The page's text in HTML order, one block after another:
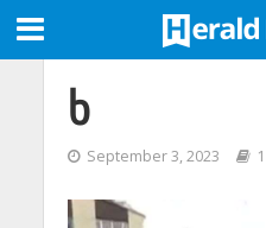
ხ
September 3, 2023